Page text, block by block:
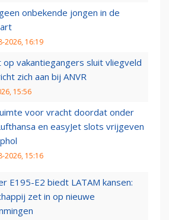
onbekende jongen in de
2026, 16:19
op vakantiegangers sluit vliegveld
zich aan bij ANVR
15:56
voor vracht doordat onder
en easyJet slots vrijgeven
2026, 15:16
E195-E2 biedt LATAM kansen:
zet in op nieuwe